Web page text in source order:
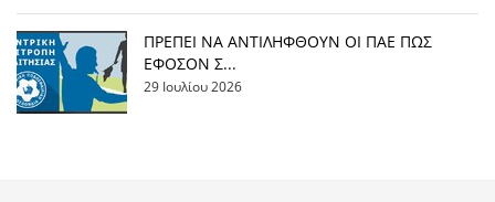
ΠΡΕΠΕΙ ΝΑ ΑΝΤΙΛΗΦΘΟΥΝ ΟΙ ΠΑΕ ΠΩΣ
ΕΦΟΣΟΝ Σ...
29 Ιουλίου 2026